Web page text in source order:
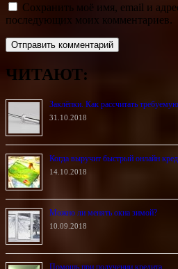
Сохранить моё имя, email и
последующих моих комментариев.
ЧИТАЮТ:
Заклёпки. Как рассчитать
31.10.2018
Когда выручит быстрый онлайн
14.10.2018
Можно ли менять окна зимой?
10.09.2018